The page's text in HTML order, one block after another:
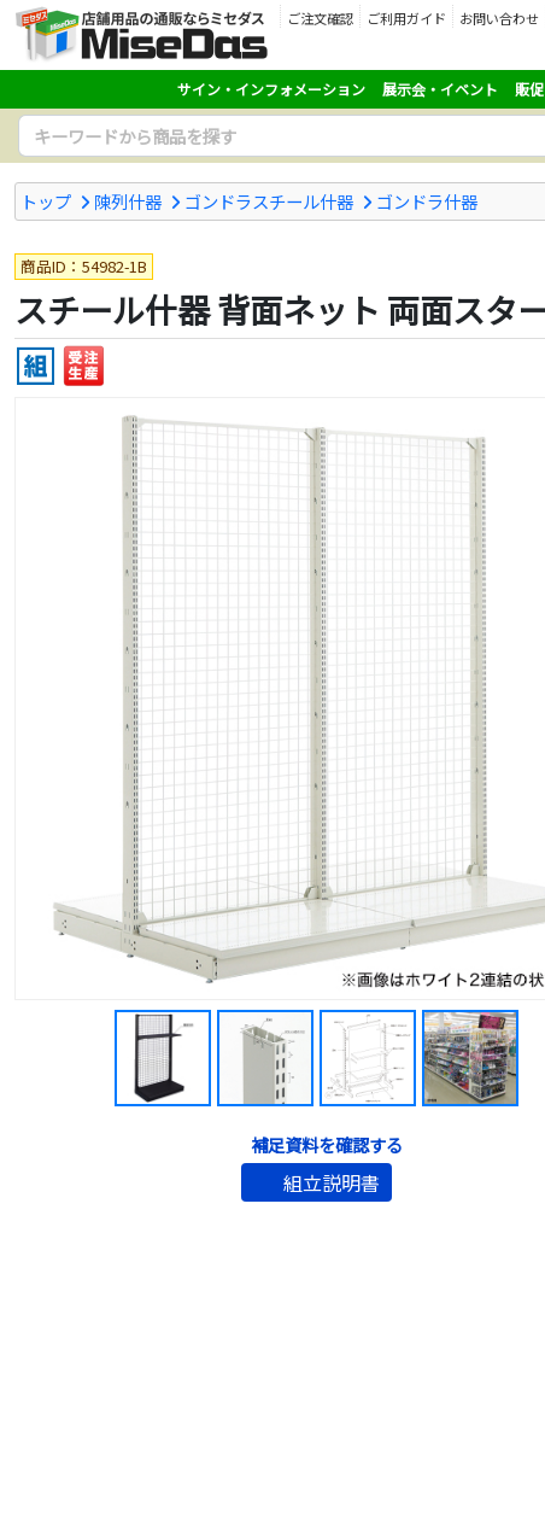
ご注文確認 ご利用ガイド
お問い合わせ
サイン・インフォメーション 展示会・イベント 販
トップ 陳列什器 ゴンドラスチール什器 ゴンドラ什器
商品ID：54982-1B
スチール什器 背面ネット 両面ス
補足資料を確認する
組立説明書